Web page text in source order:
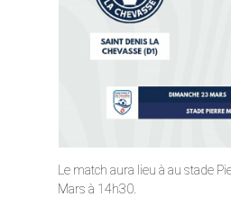
Le match aura lieu à au stade
Mars à 14h30.